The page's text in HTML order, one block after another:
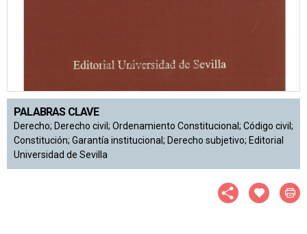
PALABRAS CLAVE
Derecho; Derecho civil; Ordenamiento Constitucional; Código civil;
Constitución; Garantía institucional; Derecho subjetivo; Editorial
Universidad de Sevilla